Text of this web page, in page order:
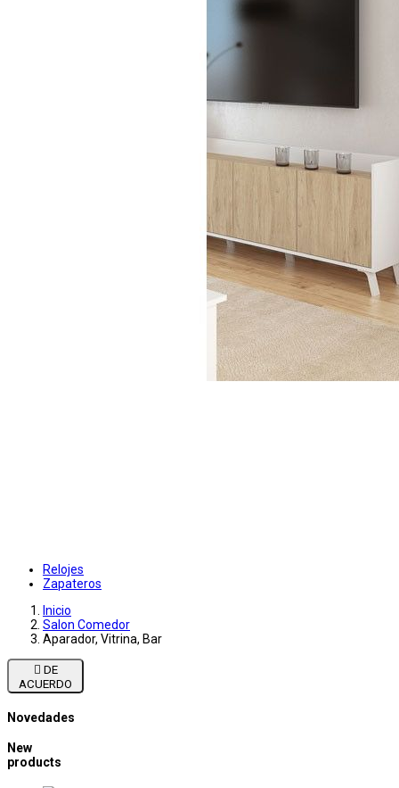
Relojes
Zapateros
Inicio
Salon Comedor
Aparador, Vitrina, Bar

ACUERDO
Novedades
New
products